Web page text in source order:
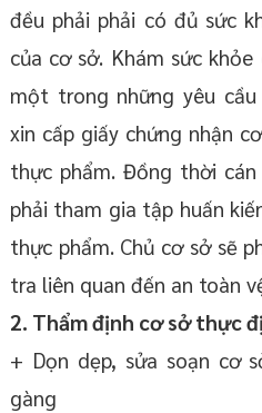
đều phải phải có đủ sức
của cơ sở. Khám sức
một trong những yêu
xin cấp giấy chứng nhận
thực phẩm. Đồng thời
phải tham gia tập huấn
thực phẩm. Chủ cơ sở sẽ
tra liên quan đến an toàn
2. Thẩm định cơ sở thực
+ Dọn dẹp, sửa soạn cơ
gàng